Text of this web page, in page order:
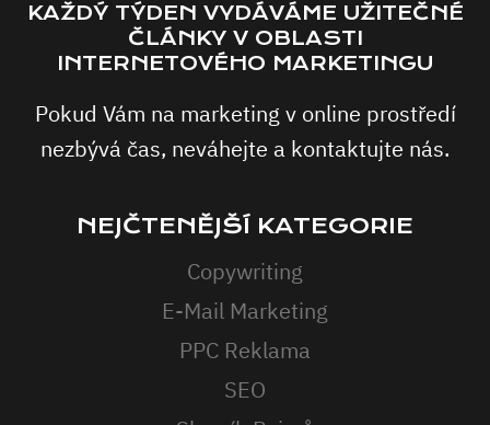
KAŽDÝ TÝDEN VYDÁVÁME UŽITEČNÉ
ČLÁNKY V OBLASTI
INTERNETOVÉHO MARKETINGU
Pokud Vám na marketing v online prostředí
nezbývá čas, neváhejte a kontaktujte nás.
NEJČTENĚJŠÍ KATEGORIE
Copywriting
E-Mail Marketing
PPC Reklama
SEO